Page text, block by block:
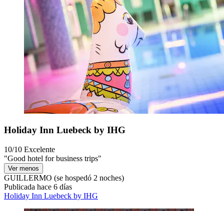
Holiday Inn Luebeck by IHG
10/10 Excelente
"Good hotel for business trips"
Ver menos
GUILLERMO (se hospedó 2 noches)
Publicada hace 6 días
Holiday Inn Luebeck by IHG